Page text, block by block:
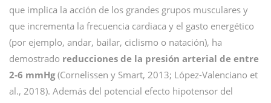
que implica la acción de los grandes grupos musculares y
que incrementa la frecuencia cardiaca y el gasto energético
(por ejemplo, andar, bailar, ciclismo o natación), ha
demostrado reducciones de la presión arterial de entre
2-6 mmHg(Cornelissen y Smart, 2013; López-Valenciano et
al., 2018). Además del potencial efecto hipotensor del